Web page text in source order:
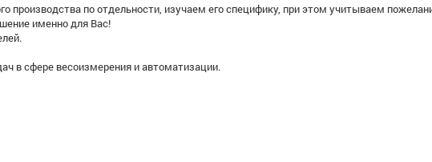
по отдельности, изучаем его специфику, при этом учитываем
именно для Вас!
в сфере весоизмерения и автоматизации.